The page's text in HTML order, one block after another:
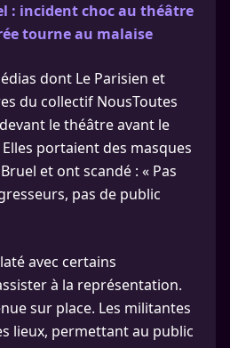
: incident choc au théâtre
tourne au malaise
dont Le Parisien et
du collectif NousToutes
le théâtre avant le
portaient des masques
et ont scandé : « Pas
pas de public
avec certains
à la représentation.
sur place. Les militantes
lieux, permettant au public